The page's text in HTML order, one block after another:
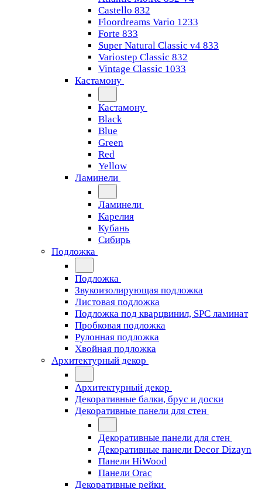
Castello 832
Floordreams Vario 1233
Forte 833
Super Natural Classic v4 833
Variostep Classic 832
Vintage Classic 1033
Кастамону
Кастамону
Black
Blue
Green
Red
Yellow
Ламинели
Ламинели
Карелия
Кубань
Сибирь
Подложка
Подложка
Звукоизолирующая подложка
Листовая подложка
Подложка под кварцвинил, SPC ламинат
Пробковая подложка
Рулонная подложка
Хвойная подложка
Архитектурный декор
Архитектурный декор
Декоративные балки, брус и доски
Декоративные панели для стен
Декоративные панели для стен
Декоративные панели Decor Dizayn
Панели HiWood
Панели Orac
Декоративные рейки